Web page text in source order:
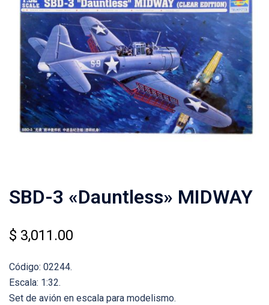
SBD-3 «Dauntless» MIDWAY
$ 3,011.00
Código: 02244.
Escala: 1:32.
Set de avión en escala para modelismo.